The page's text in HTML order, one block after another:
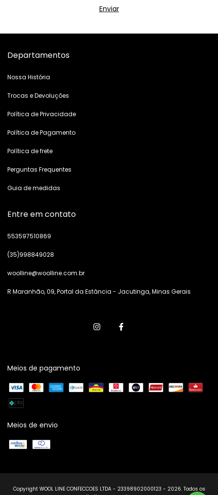
Departamentos
Nossa História
Trocas e Devoluções
Política de Privacidade
Política de Pagamento
Política de frete
Perguntas Frequentes
Guia de medidas
Entre em contato
553597510869
(35)998849028
woolline@woolline.com.br
R Maranhão, 09, Portal da Estância - Jacutinga, Minas Gerais
Meios de pagamento
Meios de envio
Copyright WOOL LINE CONFECCOES LTDA - 23398902000123 - 2026. Todos os